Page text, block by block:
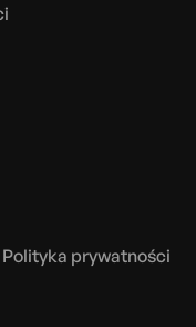
Polityka prywatności